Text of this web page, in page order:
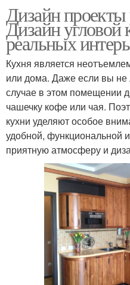
Дизайн
Дизайн
реальных
Кухня является
или дома. Даже если вы не
случае в этом помещении
чашечку кофе или чая.
кухни уделяют особое
удобной, функциональной
приятную атмосферу и